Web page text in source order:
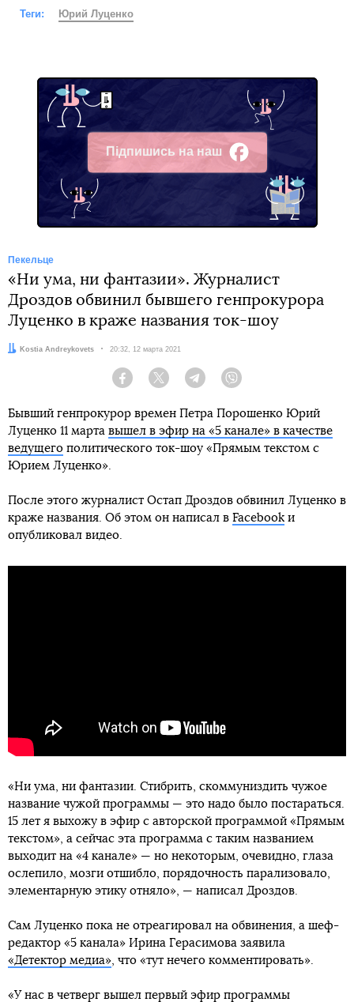
Теги: Юрий Луценко
Підпишись на наш
Facebook
Пекельце
«Ни ума, ни фантазии». Журналист
Дроздов обвинил бывшего генпрокурора
Луценко в краже названия ток-шоу
Автор:Kostia Andreykovets Дата:
20:32, 12 марта 2021
Facebook Twitter Telegram
Бывший генпрокурор времен Петра Порошенко Юрий
Луценко 11 марта вышел в эфир на «5 канале» в качестве
ведущего политического ток-шоу «Прямым текстом с
Юрием Луценко».
После этого журналист Остап Дроздов обвинил Луценко в
краже названия. Об этом он написал в Facebook и
опубликовал видео.
«Ни ума, ни фантазии. Стибрить, скоммуниздить чужое
название чужой программы — это надо было постараться.
15 лет я выхожу в эфир с авторской программой «Прямым
текстом», а сейчас эта программа с таким названием
выходит на «4 канале» — но некоторым, очевидно, глаза
ослепило, мозги отшибло, порядочность парализовало,
элементарную этику отняло», — написал Дроздов.
Сам Луценко пока не отреагировал на обвинения, а шеф-
редактор «5 канала» Ирина Герасимова заявила
«Детектор медиа» , что «тут нечего комментировать».
«У нас в четверг вышел первый эфир программы